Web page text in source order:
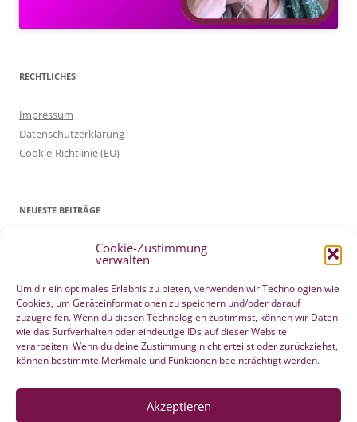
Cookie-Zustimmung
verwalten
Um dir ein optimales Erlebnis zu bieten, verwenden wir Technologien wie
Cookies, um Geräteinformationen zu speichern und/oder darauf
zuzugreifen. Wenn du diesen Technologien zustimmst, können wir Daten
wie das Surfverhalten oder eindeutige IDs auf dieser Website
verarbeiten. Wenn du deine Zustimmung nicht erteilst oder zurückziehst,
können bestimmte Merkmale und Funktionen beeinträchtigt werden.
Akzeptieren
RECHTLICHES
Impressum
Datenschutzerklärung
Cookie-Richtlinie (EU)
NEUESTE BEITRÄGE
Patientenverfügung Geburt vertreten in WELTWOCHE DER GEBURT
Filmtipp – Die sichere Geburt 19. Mai 2021
Integration eigener Erfahrungen aus der Pränatalzeit 10. März 2021
VBA2C – Erfahrung 8. Februar 2020
Berührender wunderschöner Geburtserfahrungsbericht von Laura
Maria Seiler
22. Dezember 2019